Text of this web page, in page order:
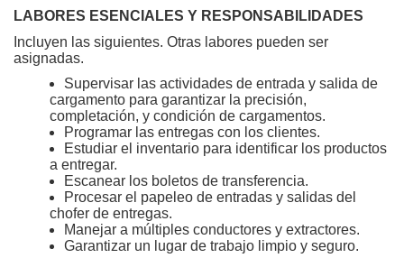
LABORES ESENCIALES Y RESPONSABILIDADES
Incluyen las siguientes. Otras labores pueden ser
asignadas.
Supervisar las actividades de entrada y salida de
cargamento para garantizar la precisión,
completación, y condición de cargamentos.
Programar las entregas con los clientes.
Estudiar el inventario para identificar los productos
a entregar.
Escanear los boletos de transferencia.
Procesar el papeleo de entradas y salidas del
chofer de entregas.
Manejar a múltiples conductores y extractores.
Garantizar un lugar de trabajo limpio y seguro.